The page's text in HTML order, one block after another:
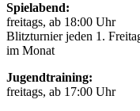
Spielabend:
freitags, ab 18:00 Uhr
Blitzturnier jeden 1.
im Monat
Jugendtraining:
freitags, ab 17:00 Uhr